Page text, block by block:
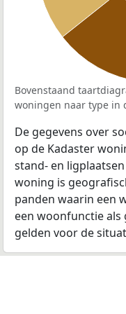
Bovenstaand
woningen naar type in
De gegevens over
op de Kadaster
stand- en
woning is
panden waarin een
een woonfunctie als
gelden voor de